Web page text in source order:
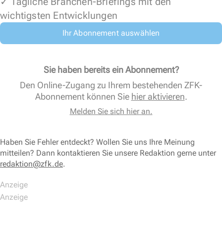
wichtigsten Entwicklungen
Ihr Abonnement auswählen
Sie haben bereits ein Abonnement?
Den Online-Zugang zu Ihrem bestehenden ZFK-
Abonnement können Sie hier aktivieren.
Melden Sie sich hier an.
Haben Sie Fehler entdeckt? Wollen Sie uns Ihre Meinung
mitteilen? Dann kontaktieren Sie unsere Redaktion gerne unter
redaktion@zfk.de.